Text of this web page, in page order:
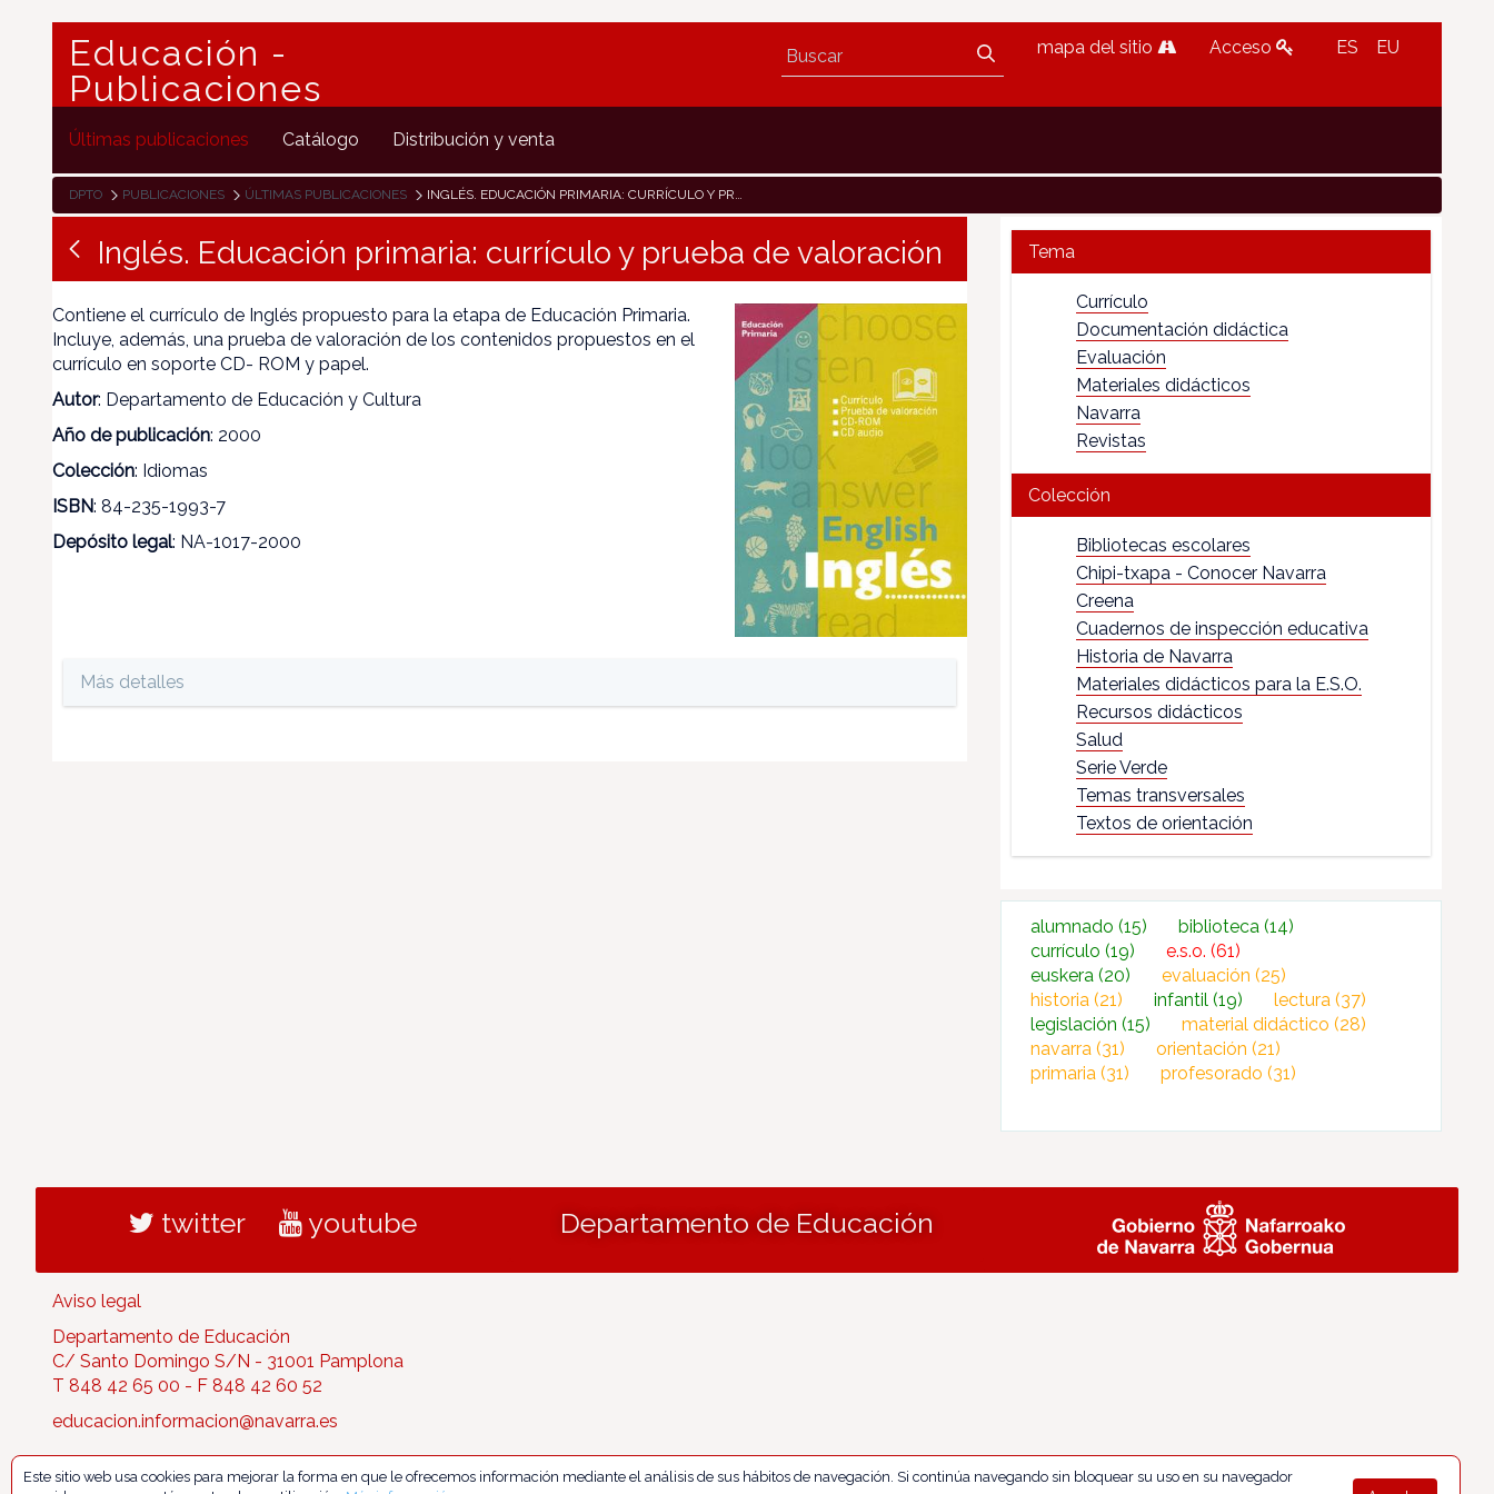
Educación -
Publicaciones
mapa del sitio Acceso ES EU
Últimas publicaciones Catálogo Distribución y venta
DPTO PUBLICACIONES ÚLTIMAS PUBLICACIONES INGLÉS. EDUCACIÓN PRIMARIA: CURRÍCULO Y PRUEBA DE VALORACIÓN
Inglés. Educación primaria: currículo y prueba de valoración
Contiene el currículo de Inglés propuesto para la etapa de Educación Primaria.
Incluye, además, una prueba de valoración de los contenidos propuestos en el
currículo en soporte CD- ROM y papel.
Autor: Departamento de Educación y Cultura
Año de publicación: 2000
Colección: Idiomas
ISBN: 84-235-1993-7
Depósito legal: NA-1017-2000
Más detalles
Tema
Currículo
Documentación didáctica
Evaluación
Materiales didácticos
Navarra
Revistas
Colección
Bibliotecas escolares
Chipi-txapa - Conocer Navarra
Creena
Cuadernos de inspección educativa
Historia de Navarra
Materiales didácticos para la E.S.O.
Recursos didácticos
Salud
Serie Verde
Temas transversales
Textos de orientación
alumnado(15) biblioteca(14)
currículo(19) e.s.o.(61)
euskera(20) evaluación(25)
historia(21) infantil(19) lectura(37)
legislación(15) material didáctico(28)
navarra(31) orientación(21)
primaria(31) profesorado(31)
twitter youtube Departamento de Educación
Aviso legal
Departamento de Educación
C/ Santo Domingo S/N - 31001 Pamplona
T 848 42 65 00 - F 848 42 60 52
educacion.informacion@navarra.es
Este sitio web usa cookies para mejorar la forma en que le ofrecemos información mediante el análisis de sus hábitos de navegación. Si continúa navegando sin bloquear su uso en su navegador